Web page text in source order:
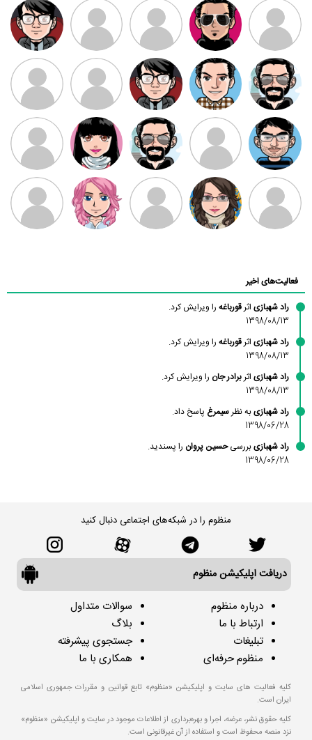
ممدرضا رضا کاظمی زهرا ~ ابتین
سید محمد
موسوی
مهدی فرهمند مهدی سلطانی داود رضیی
طرفدار میلی
بابی براون
کیوان کیانی
سامان راحمی امیردلتا امیروو ملیکا منتظری عارفه داستانپور
فعالیت‌های اخیر
راد شهبازی اثرقورباغه را ویرایش کرد.
1398/08/13
راد شهبازی اثرقورباغه را ویرایش کرد.
1398/08/13
راد شهبازی اثربرادر جان را ویرایش کرد.
1398/08/13
راد شهبازیبه نظرسیمرغ پاسخ داد.
1398/06/28
راد شهبازیبررسیحسین پروان را پسندید.
1398/06/28
منظوم را در شبکه‌های اجتماعی دنبال کنید
دریافت اپلیکیشن منظوم
درباره منظوم
ارتباط با ما
تبلیغات
منظوم حرفه‌ای
سوالات متداول
بلاگ
جستجوی پیشرفته
همکاری با ما
کلیه فعالیت های سایت و اپلیکیشن «منظوم» تابع قوانین و مقررات جمهوری اسلامی
ایران است.
کلیه حقوق نشر، عرضه، اجرا و بهره‌برداری از اطلاعات موجود در سایت و اپلیکیشن «منظوم»
نزد منصه محفوظ است و استفاده از آن غیرقانونی است.